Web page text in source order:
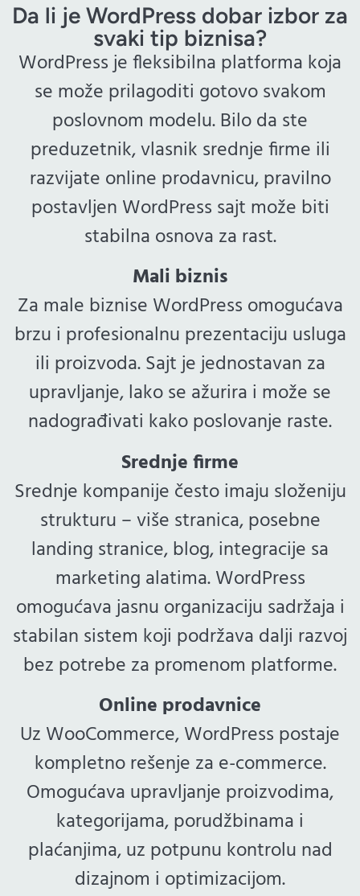
Da li je WordPress dobar izbor za
svaki tip biznisa?
WordPress je fleksibilna platforma koja
se može prilagoditi gotovo svakom
poslovnom modelu. Bilo da ste
preduzetnik, vlasnik srednje firme ili
razvijate online prodavnicu, pravilno
postavljen WordPress sajt može biti
stabilna osnova za rast.
Mali biznis
Za male biznise WordPress omogućava
brzu i profesionalnu prezentaciju usluga
ili proizvoda. Sajt je jednostavan za
upravljanje, lako se ažurira i može se
nadograđivati kako poslovanje raste.
Srednje firme
Srednje kompanije često imaju složeniju
strukturu – više stranica, posebne
landing stranice, blog, integracije sa
marketing alatima. WordPress
omogućava jasnu organizaciju sadržaja i
stabilan sistem koji podržava dalji razvoj
bez potrebe za promenom platforme.
Online prodavnice
Uz WooCommerce, WordPress postaje
kompletno rešenje za e-commerce.
Omogućava upravljanje proizvodima,
kategorijama, porudžbinama i
plaćanjima, uz potpunu kontrolu nad
dizajnom i optimizacijom.